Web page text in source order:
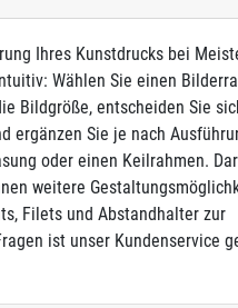
Ihres Kunstdrucks bei
Wählen Sie einen
Bildgröße, entscheiden Sie
ergänzen Sie je nach
oder einen Keilrahmen.
weitere
Filets und Abstandhalter zur
ist unser Kundenservice